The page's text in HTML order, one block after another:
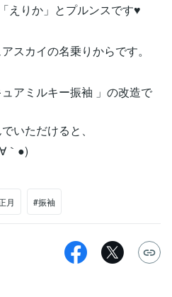
りか」とプルンスです♥
スカイの名乗りからです。
アミルキー振袖 」の改造で
いただけると、
｀●)
月 #振袖